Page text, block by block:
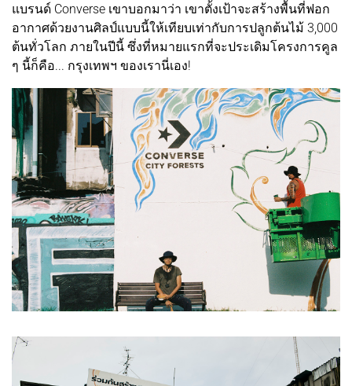
แบรนด์ Converse เขาบอกมาว่า เขาตั้งเป้าจะสร้างพื้นที่ฟอก
อากาศด้วยงานศิลป์แบบนี้ให้เทียบเท่ากับการปลูกต้นไม้ 3,000
ต้นทั่วโลก ภายในปีนี้ ซึ่งที่หมายแรกที่จะประเดิมโครงการคูล
ๆ นี้ก็คือ... กรุงเทพฯ ของเรานี่เอง!